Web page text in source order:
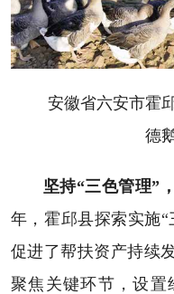
安徽省六安市霍
德
坚持“三色管理”
年，霍邱县探索实施
促进了帮扶资产持续
聚焦关键环节，设置